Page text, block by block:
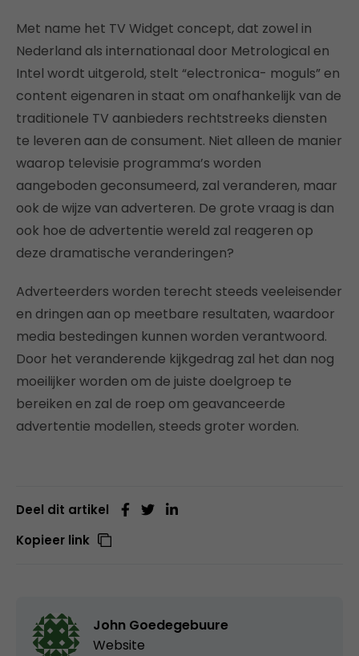
Met name het TV Widget concept, dat zowel in
Nederland als internationaal door Metrological en
Intel wordt uitgerold, stelt “electronica- moguls” en
content eigenaren in staat om onafhankelijk van de
traditionele TV aanbieders rechtstreeks diensten
te leveren aan de consument. Niet alleen de manier
waarop televisie programma’s worden
aangeboden geconsumeerd, zal veranderen, maar
ook de wijze van adverteren. De grote vraag is dan
ook hoe de advertentie wereld zal reageren op
deze dramatische veranderingen?
Adverteerders worden terecht steeds veeleisender
en dringen aan op meetbare resultaten, waardoor
media bestedingen kunnen worden verantwoord.
Door het veranderende kijkgedrag zal het dan nog
moeilijker worden om de juiste doelgroep te
bereiken en zal de roep om geavanceerde
advertentie modellen, steeds groter worden.
Deel dit artikel
Kopieer link
John Goedegebuure
Website